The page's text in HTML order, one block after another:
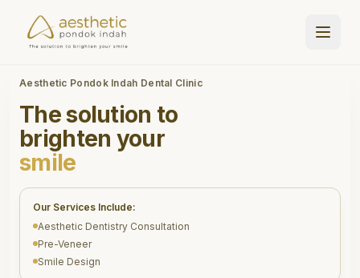
Aesthetic Pondok Indah Dental Clinic
The solution to
brighten your
smile
Our Services Include:
Aesthetic Dentistry Consultation
Pre-Veneer
Smile Design